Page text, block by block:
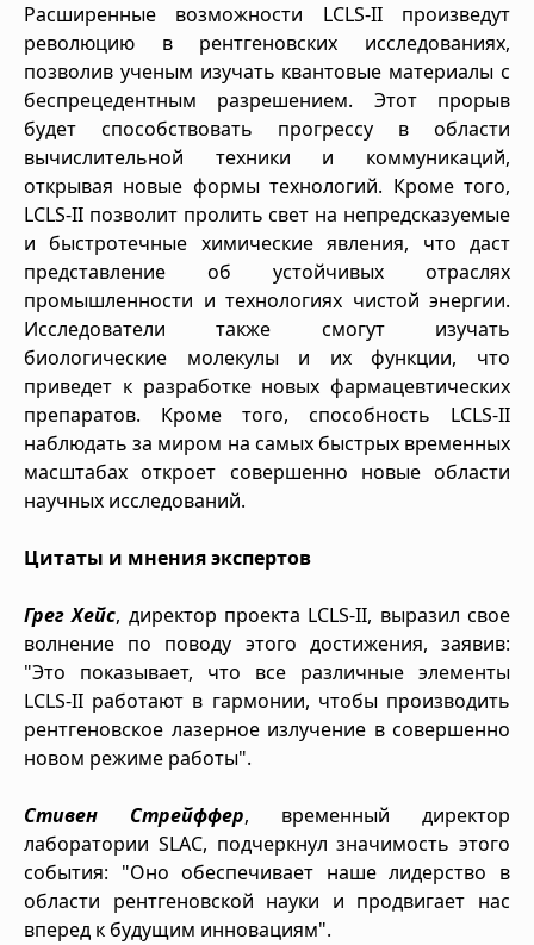
Расширенные возможности LCLS-II произведут
революцию в рентгеновских исследованиях,
позволив ученым изучать квантовые материалы с
беспрецедентным разрешением. Этот прорыв
будет способствовать прогрессу в области
вычислительной техники и коммуникаций,
открывая новые формы технологий. Кроме того,
LCLS-II позволит пролить свет на непредсказуемые
и быстротечные химические явления, что даст
представление об устойчивых отраслях
промышленности и технологиях чистой энергии.
Исследователи также смогут изучать
биологические молекулы и их функции, что
приведет к разработке новых фармацевтических
препаратов. Кроме того, способность LCLS-II
наблюдать за миром на самых быстрых временных
масштабах откроет совершенно новые области
научных исследований.
Цитаты и мнения экспертов
Грег Хейс, директор проекта LCLS-II, выразил свое
волнение по поводу этого достижения, заявив:
"Это показывает, что все различные элементы
LCLS-II работают в гармонии, чтобы производить
рентгеновское лазерное излучение в совершенно
новом режиме работы".
Стивен Стрейффер, временный директор
лаборатории SLAC, подчеркнул значимость этого
события: "Оно обеспечивает наше лидерство в
области рентгеновской науки и продвигает нас
вперед к будущим инновациям".